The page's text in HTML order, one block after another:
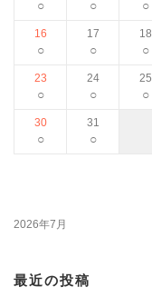
○ ○ ○
16
○
17
○
18
○
23
○
24
○
25
○
30
○
31
○
2026年7月
最近の投稿